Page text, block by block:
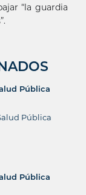
“la guardia
Pública
Pública